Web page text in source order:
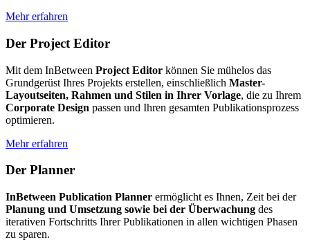
Mehr erfahren
Der Project Editor
Mit dem InBetween Project Editor können Sie mühelos das
Grundgerüst Ihres Projekts erstellen, einschließlich Master-
Layoutseiten, Rahmen und Stilen in Ihrer Vorlage, die zu Ihrem
Corporate Design passen und Ihren gesamten Publikationsprozess
optimieren.
Mehr erfahren
Der Planner
InBetween Publication Planner ermöglicht es Ihnen, Zeit bei der
Planung und Umsetzung sowie bei der Überwachung des
iterativen Fortschritts Ihrer Publikationen in allen wichtigen Phasen
zu sparen.